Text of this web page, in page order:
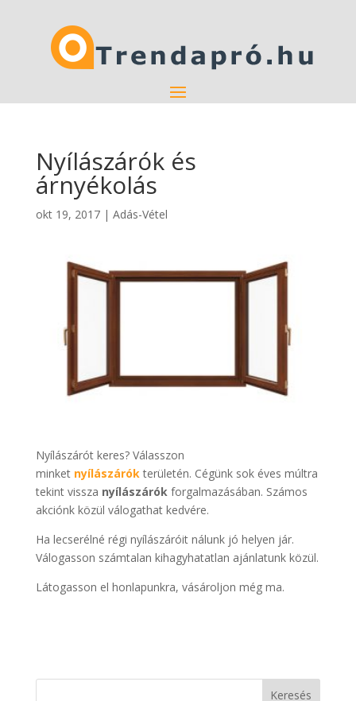
Nyílászárók és
árnyékolás
okt 19, 2017| Adás-Vétel
Nyílászárót keres? Válasszon
minket nyílászárók területén. Cégünk sok éves múltra
tekint vissza nyílászárókforgalmazásában. Számos
akciónk közül válogathat kedvére.
Ha lecserélné régi nyílászáróit nálunk jó helyen jár.
Válogasson számtalan kihagyhatatlan ajánlatunk közül.
Látogasson el honlapunkra, vásároljon még ma.